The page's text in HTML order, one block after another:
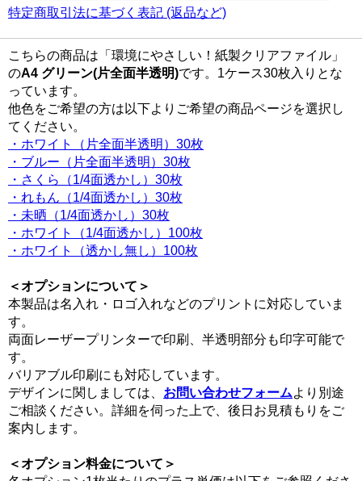
特定商取引法に基づく表記 (返品など)
こちらの商品は「環境にやさしい！紙製クリアファイル」
のA4 グリーン(片全面半透明)です。1ケース30枚入りとな
っています。
他色をご希望の方は以下よりご希望の商品ページを選択し
てください。
・ホワイト（片全面半透明）30枚
・ブルー（片全面半透明）30枚
・さくら（1/4面透かし）30枚
・れもん（1/4面透かし）30枚
・未晒（1/4面透かし）30枚
・ホワイト（1/4面透かし）100枚
・ホワイト（透かし無し）100枚
＜オプションについて＞
本製品は名入れ・ロゴ入れなどのプリントに対応していま
す。
両面レーザープリンターで印刷、半透明部分も印字可能で
す。
バリアブル印刷にも対応しています。
デザインに関しましては、 お問い合わせフォームより別途
ご相談ください。詳細を伺った上で、後日お見積もりをご
案内します。
＜オプション料金について＞